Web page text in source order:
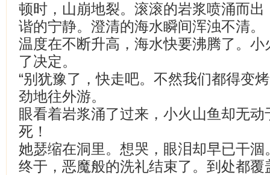
顿时，山崩地裂。滚滚的岩浆喷涌而
谐的宁静。澄清的海水瞬间浑浊不清。
温度在不断升高，海水快要沸腾了。
了决定。
“别犹豫了，快走吧。不然我们都得变
劲地往外游。
眼看着岩浆涌了过来，小火山鱼却无
死！
她瑟缩在洞里。想哭，眼泪却早已干涸
终于，恶魔般的洗礼结束了。到处都